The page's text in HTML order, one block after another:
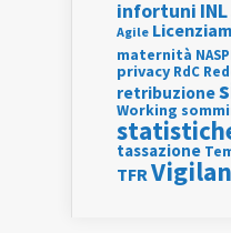
infortuni INL
Agile
maternità
privacy RdC
retribuzione
Working
tassazione
TFR